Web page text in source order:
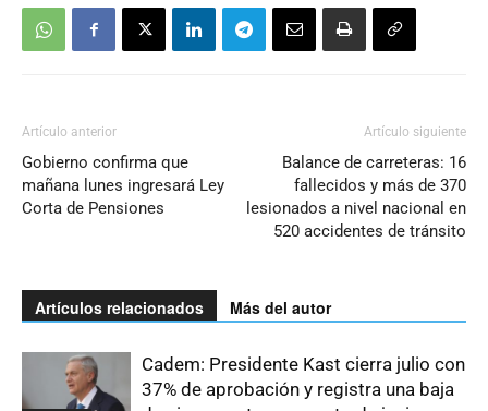
Artículo anterior
Gobierno confirma que
mañana lunes ingresará Ley
Corta de Pensiones
Artículo siguiente
Balance de carreteras: 16
fallecidos y más de 370
lesionados a nivel nacional en
520 accidentes de tránsito
Artículos relacionados Más del autor
Cadem: Presidente Kast cierra julio con
37% de aprobación y registra una baja